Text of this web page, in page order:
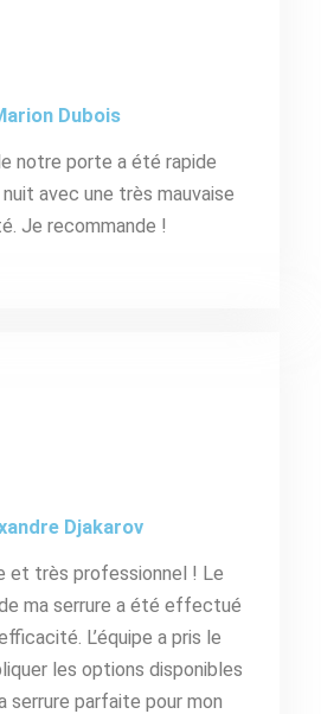
Dubois
notre porte a été rapide
avec une très mauvaise
Je recommande !
Djakarov
et très professionnel ! Le
ma serrure a été effectué
L’équipe a pris le
les options disponibles
serrure parfaite pour mon